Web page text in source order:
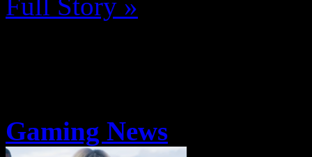
Gaming News